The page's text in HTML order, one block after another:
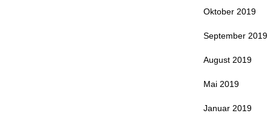
Oktober 2019
September 2019
August 2019
Mai 2019
Januar 2019